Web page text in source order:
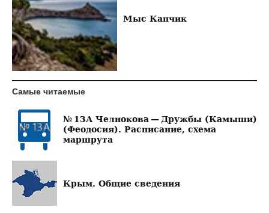
Мыс Капчик
Самые читаемые
№ 13А Челнокова — Дружбы (Камыши)
(Феодосия). Расписание, схема
маршрута
Крым. Общие сведения